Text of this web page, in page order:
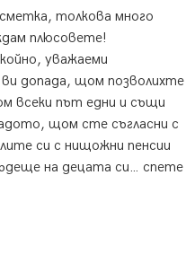
толкова много
плюсовете!
уважаеми
допада, щом позволихте
всеки път едни и същи
щом сте съгласни с
си с нищожни пенсии
на децата си… спете